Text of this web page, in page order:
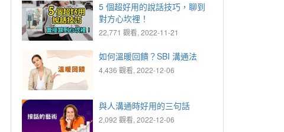
5 個超好用的說話技巧，聊到
對方心坎裡！
22,771 觀看, 2022-11-21
如何溫暖回饋？SBI 溝通法
4,436 觀看, 2022-12-06
與人溝通時好用的三句話
2,092 觀看, 2022-12-06